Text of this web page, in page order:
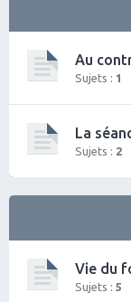
Au
Sujets : 1
La
Sujets : 2
Vie du
Sujets : 5